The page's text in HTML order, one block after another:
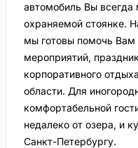
автомобиль Вы всегда
охраняемой стоянке.
мы готовы помочь Вам
мероприятий,
корпоративного
области. Для
комфортабельной
недалеко от озера, и
Санкт-Петербургу.